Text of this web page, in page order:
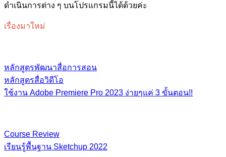
ดำเนินการต่าง ๆ บนโปรแกรมนี้ได้ด้วยค่ะ
เรื่องมาใหม่
หลักสูตรพัฒนาสื่อการสอน
หลักสูตรสื่อวิดีโอ
ใช้งาน Adobe Premiere Pro 2023 ง่ายๆแค่ 3 ขั้นตอน!!
Course Review
เรียนรู้พื้นฐาน​ Sketchup​ 2022